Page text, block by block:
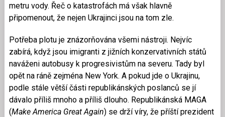
metru vody. Řeč o katastrofách má však hlavně
připomenout, že nejen Ukrajinci jsou na tom zle.
Potřeba plotu je znázorňována všemi nástroji. Nejvíc
zabírá, když jsou imigranti z jižních konzervativních států
naváženi autobusy k progresivistům na severu. Tady byl
opět na ráně zejména New York. A pokud jde o Ukrajinu,
podle stále větší části republikánských poslanců se jí
dávalo příliš mnoho a příliš dlouho. Republikánská MAGA
(Make America Great Again) se drží víry, že příští prezident